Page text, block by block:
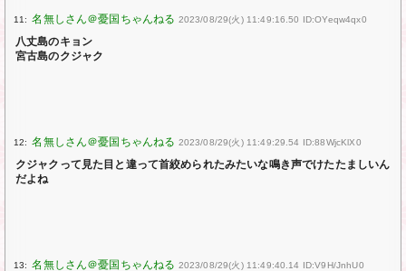
11: 2023/08/29(火) 11:49:16.50 ID:OYeqw4qx0
八丈島のキョン
宮古島のクジャク
12: 2023/08/29(火) 11:49:29.54 ID:88WjcKlX0
クジャクって見た目と違って首絞められたみたいな鳴き声でけたたましいん
だよね
13: 2023/08/29(火) 11:49:40.14 ID:V9H/JnhU0